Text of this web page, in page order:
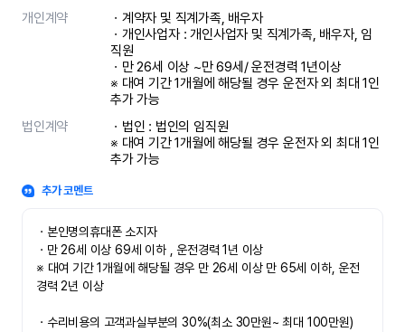
개인계약
ㆍ계약자 및 직계가족, 배우자
ㆍ개인사업자 : 개인사업자 및 직계가족, 배우자, 임
직원
ㆍ만 26세 이상 ~만 69세/ 운전경력 1년이상
※ 대여 기간 1개월에 해당될 경우 운전자 외 최대 1인
추가 가능
법인계약
ㆍ법인 : 법인의 임직원
※ 대여 기간 1개월에 해당될 경우 운전자 외 최대 1인
추가 가능
추가 코멘트
ㆍ본인명의휴대폰 소지자
ㆍ만 26세 이상 69세 이하 , 운전경력 1년 이상
※ 대여 기간 1개월에 해당될 경우 만 26세 이상 만 65세 이하, 운전
경력 2년 이상
ㆍ수리비용의 고객과실부분의 30%(최소 30만원~ 최대 100만원)